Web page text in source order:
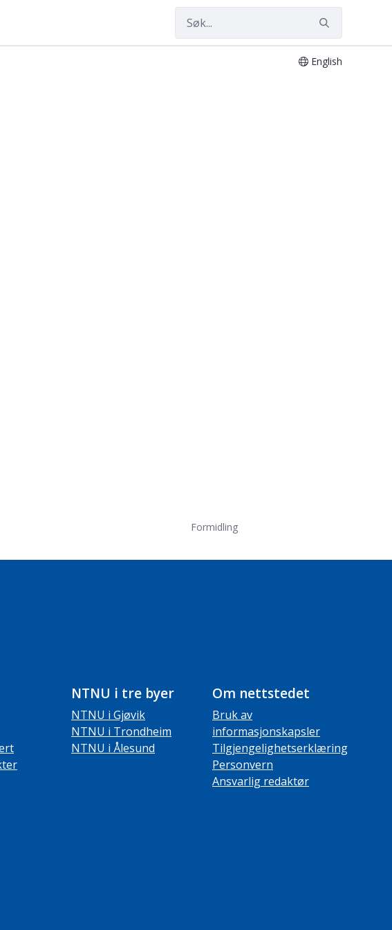
English
Formidling
NTNU i tre byer
NTNU i Gjøvik
NTNU i Trondheim
NTNU i Ålesund
Om nettstedet
Bruk av
informasjonskapsler
Tilgjengelighetserklæring
Personvern
Ansvarlig redaktør